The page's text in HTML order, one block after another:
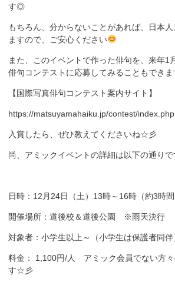
す◎
もちろん、分からないことがあれば、日本
ますので、ご安心ください
また、このイベントで作った俳句を、来年1
俳句コンテストに応募してみることもでき
【国際写真俳句コンテスト案内サイト】
https://matsuyamahaiku.jp/contest/index.php
入賞したら、ぜひ教えてくださいね☆彡
尚、アミックイベントの詳細は以下の通りで
日時：12月24日（土）13時～16時（約3時間
開催場所：道後校＆道後公園 ※雨天決行
対象者：小学生以上～（小学生は保護者同伴
料金： 1,100円/人 アミック会員でない方
す☆彡